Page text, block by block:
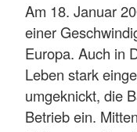
Am 18. Januar
einer
Europa. Auch in
Leben stark
umgeknickt, die
Betrieb ein.